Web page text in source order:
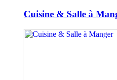
Cuisine & Salle à